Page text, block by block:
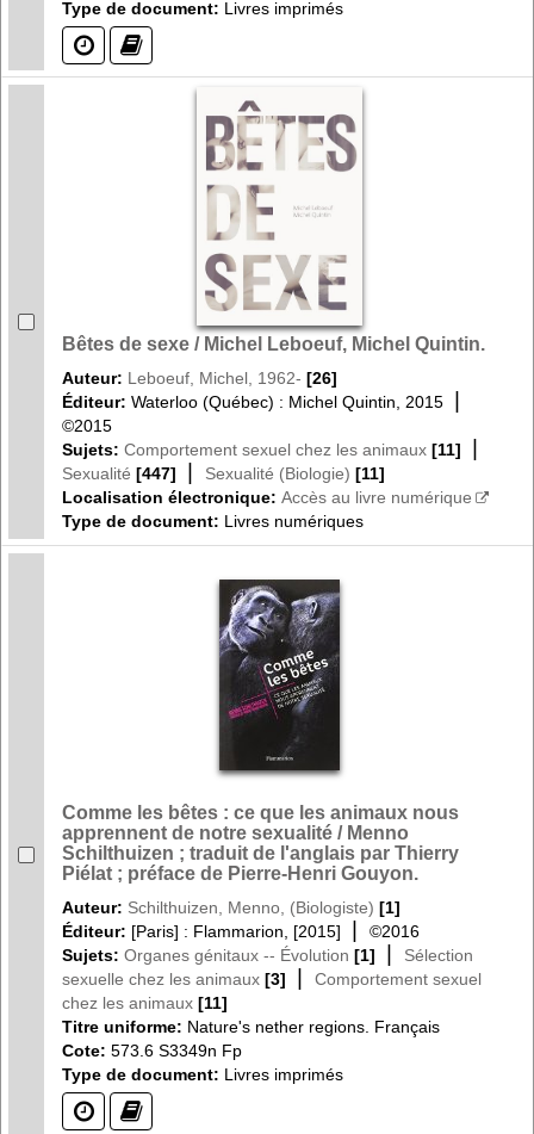
Type de document: Livres imprimés
(?) (?)
Bêtes de sexe / Michel Leboeuf, Michel Quintin.
Auteur: Leboeuf, Michel, 1962- [26]
Éditeur: Waterloo (Québec) : Michel Quintin, 2015
©2015
Sujets: Comportement sexuel chez les animaux [11]
Sexualité [447] Sexualité (Biologie) [11]
Localisation électronique: Accès au livre numérique
Type de document: Livres numériques
Comme les bêtes : ce que les animaux nous
apprennent de notre sexualité / Menno
Schilthuizen ; traduit de l'anglais par Thierry
Piélat ; préface de Pierre-Henri Gouyon.
Auteur: Schilthuizen, Menno, (Biologiste) [1]
Éditeur: [Paris] : Flammarion, [2015]
©2016
Sujets: Organes génitaux -- Évolution [1]
Sélection
sexuelle chez les animaux [3]
Comportement sexuel
chez les animaux [11]
Titre uniforme: Nature's nether regions. Français
Cote: 573.6 S3349n Fp
Type de document: Livres imprimés
(?) (?)